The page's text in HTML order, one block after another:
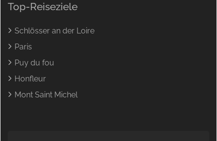
Top-Reiseziele
Schlösser an der Loire
Paris
Puy du fou
Honfleur
Mont Saint Michel